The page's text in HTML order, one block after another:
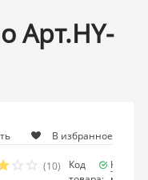
Арт.HY-
В избранное
(10)
Код